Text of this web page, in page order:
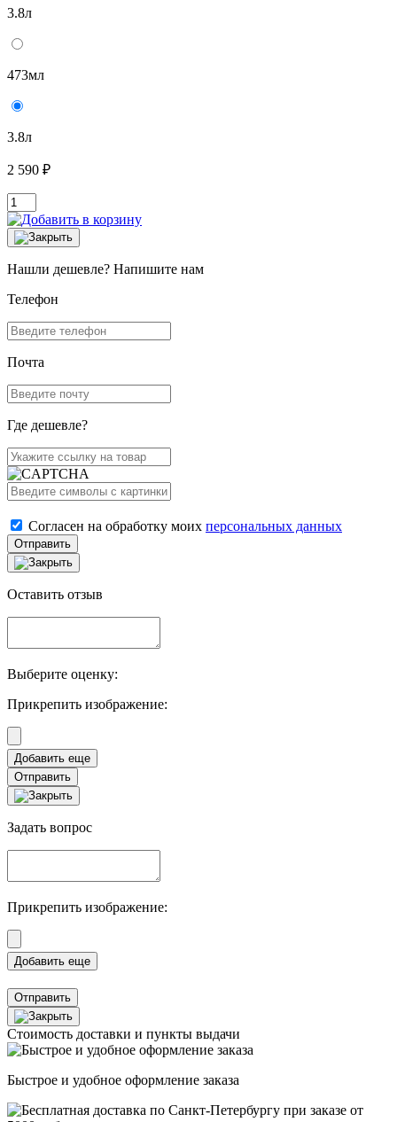
3.8л
473мл
3.8л
2 590 ₽
Нашли дешевле? Напишите нам
Телефон
Почта
Где дешевле?
Согласен на обработку моих персональных данных
Отправить
Оставить отзыв
Выберите оценку:
Прикрепить изображение:
Отправить
Задать вопрос
Прикрепить изображение:
Отправить
Стоимость доставки и пункты выдачи
Быстрое и удобное оформление заказа